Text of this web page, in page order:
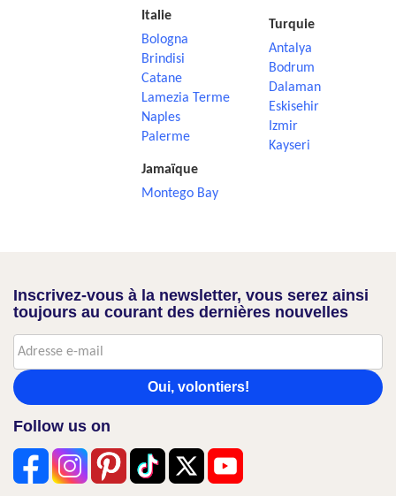
Italie
Bologna
Brindisi
Catane
Lamezia Terme
Naples
Palerme
Jamaïque
Montego Bay
Turquie
Antalya
Bodrum
Dalaman
Eskisehir
Izmir
Kayseri
Inscrivez-vous à la newsletter, vous serez ainsi
toujours au courant des dernières nouvelles
Oui, volontiers!
Follow us on